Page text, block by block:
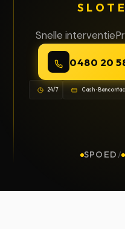
Snelle interventie
0480 20
24/7 Cash ·
SPOED /